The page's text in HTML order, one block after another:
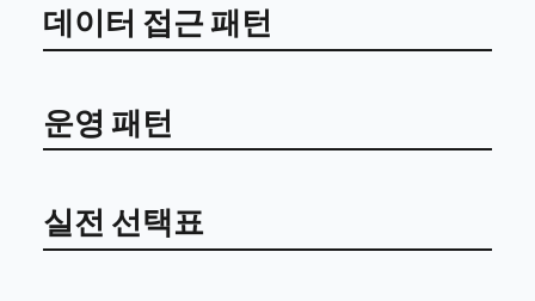
데이터 접근 패턴
운영 패턴
실전 선택표